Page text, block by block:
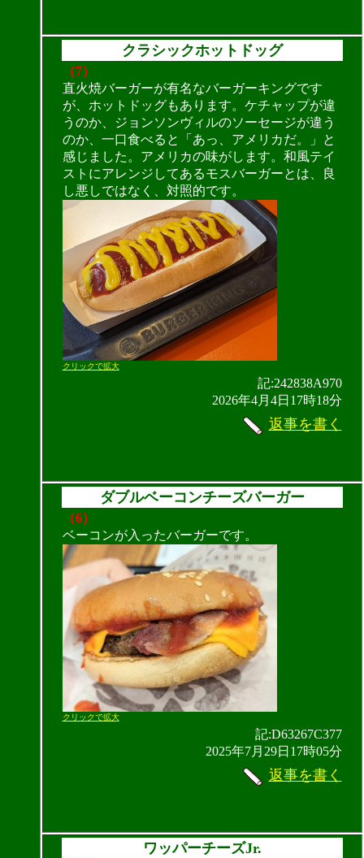
クラシックホットドッグ
（7）
直火焼バーガーが有名なバーガーキングです
が、ホットドッグもあります。ケチャップが違
うのか、ジョンソンヴィルのソーセージが違う
のか、一口食べると「あっ、アメリカだ。」と
感じました。アメリカの味がします。和風テイ
ストにアレンジしてあるモスバーガーとは、良
し悪しではなく、対照的です。
クリックで拡大
記:242838A970
2026年4月4日17時18分
返事を書く
ダブルベーコンチーズバーガー
（6）
ベーコンが入ったバーガーです。
クリックで拡大
記:D63267C377
2025年7月29日17時05分
返事を書く
ワッパーチーズJr.